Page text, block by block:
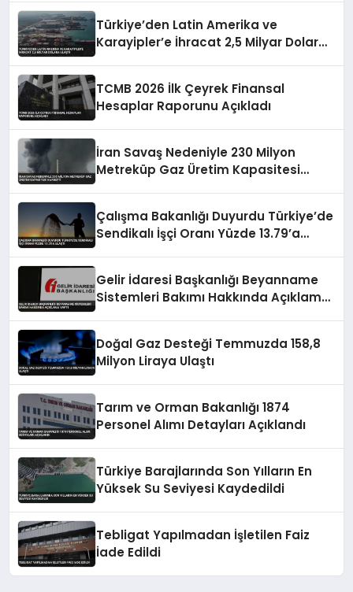
Türkiye’den Latin Amerika ve
Karayipler’e İhracat 2,5 Milyar Dolara
TCMB 2026 İlk Çeyrek Finansal
Hesaplar Raporunu Açıkladı
İran Savaş Nedeniyle 230 Milyon
Metreküp Gaz Üretim Kapasitesi
Çalışma Bakanlığı Duyurdu Türkiye’de
Sendikalı İşçi Oranı Yüzde 13.79’a
Gelir İdaresi Başkanlığı Beyanname
Sistemleri Bakımı Hakkında Açıklama
Doğal Gaz Desteği Temmuzda 158,8
Milyon Liraya Ulaştı
Tarım ve Orman Bakanlığı 1874
Personel Alımı Detayları Açıklandı
Türkiye Barajlarında Son Yılların En
Yüksek Su Seviyesi Kaydedildi
Tebligat Yapılmadan İşletilen Faiz
İade Edildi